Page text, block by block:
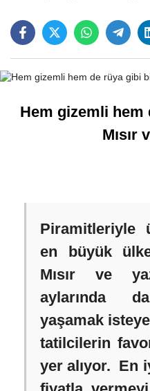
Hem gizemli
Mısır
Piramitleriyle
en büyük
Mısır ve
aylarında
yaşamak
tatilcilerin
yer alıyor. En